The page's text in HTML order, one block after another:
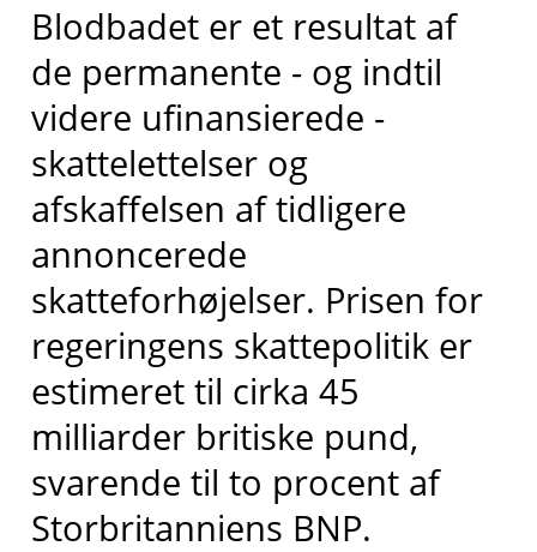
Blodbadet er et resultat af
de permanente - og indtil
videre ufinansierede -
skattelettelser og
afskaffelsen af tidligere
annoncerede
skatteforhøjelser. Prisen for
regeringens skattepolitik er
estimeret til cirka 45
milliarder britiske pund,
svarende til to procent af
Storbritanniens BNP.